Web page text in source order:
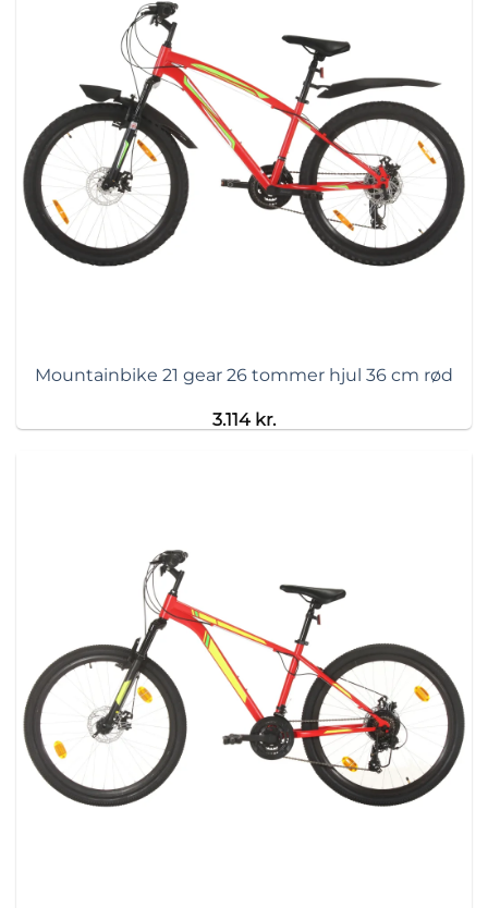
Mountainbike 21 gear 26 tommer hjul 36 cm rød
3.114 kr.